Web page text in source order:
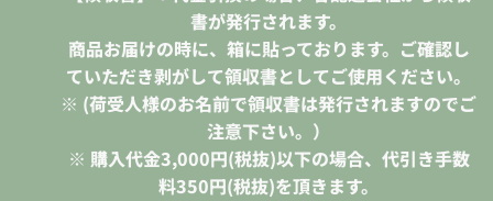
書が発行されます。
商品お届けの時に、箱に貼っております。ご確認し
ていただき剥がして領収書としてご使用ください。
※ (荷受人様のお名前で領収書は発行されますのでご
注意下さい。）
※ 購入代金3,000円(税抜)以下の場合、代引き手数
料350円(税抜)を頂きます。